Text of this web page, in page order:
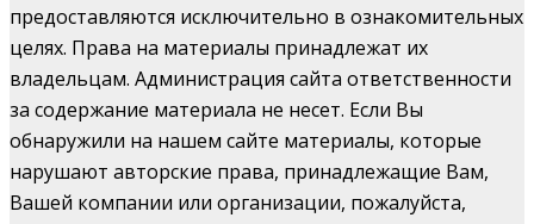
предоставляются исключительно в ознакомительных
целях. Права на материалы принадлежат их
владельцам. Администрация сайта ответственности
за содержание материала не несет. Если Вы
обнаружили на нашем сайте материалы, которые
нарушают авторские права, принадлежащие Вам,
Вашей компании или организации, пожалуйста,